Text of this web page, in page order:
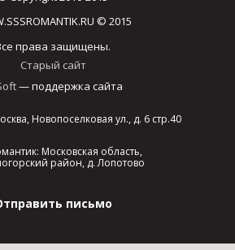
© 2015
права защищены.
Старый сайт
— поддержка сайта
Новопоселковая ул., д. 6 стр.40
Московская область,
район, д. Лопотово
письмо